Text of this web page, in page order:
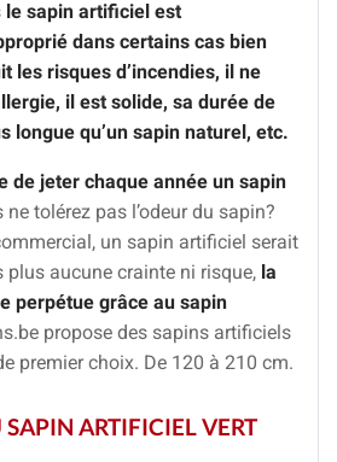
le sapin artificiel est
dans certains cas bien
les risques d’incendies, il ne
il est solide, sa durée de
longue qu’un sapin naturel, etc.
de jeter chaque année un sapin
ne tolérez pas l’odeur du sapin?
un sapin artificiel serait
plus aucune crainte ni risque, la
perpétue grâce au sapin
propose des sapins artificiels
premier choix. De 120 à 210 cm.
SAPIN ARTIFICIEL VERT